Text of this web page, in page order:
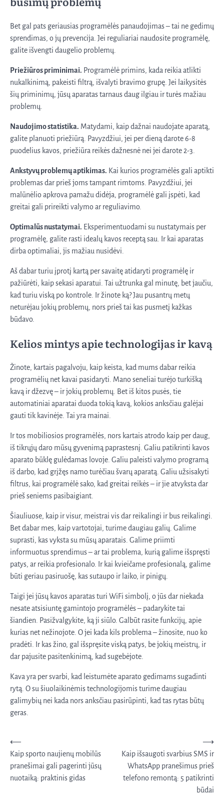
Bet gal pats geriausias programėlės panaudojimas – tai ne gedimų
sprendimas, o jų prevencija. Jei reguliariai naudosite programėlę,
galite išvengti daugelio problemų.
Priežiūros priminimai. Programėlė primins, kada reikia atlikti
nukalkinimą, pakeisti filtrą, išvalyti bravimo grupę. Jei laikysitės
šių priminimų, jūsų aparatas tarnaus daug ilgiau ir turės mažiau
problemų.
Naudojimo statistika. Matydami, kaip dažnai naudojate aparatą,
galite planuoti priežiūrą. Pavyzdžiui, jei per dieną darote 6-8
puodelius kavos, priežiūra reikės dažnesnė nei jei darote 2-3.
Ankstyvų problemų aptikimas. Kai kurios programėlės gali aptikti
problemas dar prieš joms tampant rimtoms. Pavyzdžiui, jei
malūnėlio apkrova pamažu didėja, programėlė gali įspėti, kad
greitai gali prireikti valymo ar reguliavimo.
Optimalūs nustatymai. Eksperimentuodami su nustatymais per
programėlę, galite rasti idealų kavos receptą sau. Ir kai aparatas
dirba optimaliai, jis mažiau nusidėvi.
Aš dabar turiu įprotį kartą per savaitę atidaryti programėlę ir
pažiūrėti, kaip sekasi aparatui. Tai užtrunka gal minutę, bet jaučiu,
kad turiu viską po kontrole. Ir žinote ką? Jau pusantrų metų
neturėjau jokių problemų, nors prieš tai kas pusmetį kažkas
būdavo.
Kelios mintys apie technologijas ir kavą
Žinote, kartais pagalvoju, kaip keista, kad mums dabar reikia
programėlių net kavai pasidaryti. Mano seneliai turėjo turkišką
kavą ir džezvę – ir jokių problemų. Bet iš kitos pusės, tie
automatiniai aparatai duoda tokią kavą, kokios anksčiau galėjai
gauti tik kavinėje. Tai yra mainai.
Ir tos mobiliosios programėlės, nors kartais atrodo kaip per daug,
iš tikrųjų daro mūsų gyvenimą paprastesnį. Galiu patikrinti kavos
aparato būklę gulėdamas lovoje. Galiu paleisti valymo programą
iš darbo, kad grįžęs namo turėčiau švarų aparatą. Galiu užsisakyti
filtrus, kai programėlė sako, kad greitai reikės – ir jie atvyksta dar
prieš seniems pasibaigiant.
Šiauliuose, kaip ir visur, meistrai vis dar reikalingi ir bus reikalingi.
Bet dabar mes, kaip vartotojai, turime daugiau galių. Galime
suprasti, kas vyksta su mūsų aparatais. Galime priimti
informuotus sprendimus – ar tai problema, kurią galime išspręsti
patys, ar reikia profesionalo. Ir kai kvieičame profesionalą, galime
būti geriau pasiruošę, kas sutaupo ir laiko, ir pinigų.
Taigi jei jūsų kavos aparatas turi WiFi simbolį, o jūs dar niekada
nesate atsisiuntę gamintojo programėlės – padarykite tai
šiandien. Pasižvalgykite, ką ji siūlo. Galbūt rasite funkcijų, apie
kurias net nežinojote. O jei kada kils problema – žinosite, nuo ko
pradėti. Ir kas žino, gal išspręsite viską patys, be jokių meistrų, ir
dar pajusite pasitenkinimą, kad sugebėjote.
Kava yra per svarbi, kad leistumėte aparato gedimams sugadinti
rytą. O su šiuolaikinėmis technologijomis turime daugiau
galimybių nei kada nors anksčiau pasirūpinti, kad tas rytas būtų
geras.
Navigacija
tarp
įrašų
⟵
Kaip sporto naujienų mobilūs
pranešimai gali pagerinti jūsų
nuotaiką: praktinis gidas
Kaip išsaugoti svarbius SMS ir
WhatsApp pranešimus prieš
telefono remontą: 5 patikrinti
būdai
⟶